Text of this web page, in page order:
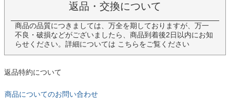
返品・交換について
商品の品質につきましては、万全を期しておりますが、万一
不良・破損などがございましたら、商品到着後2日以内にお知
らせください。詳細については こちらをご覧ください
返品特約について
商品についてのお問い合わせ